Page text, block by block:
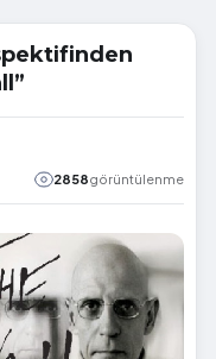
2858görüntülenme